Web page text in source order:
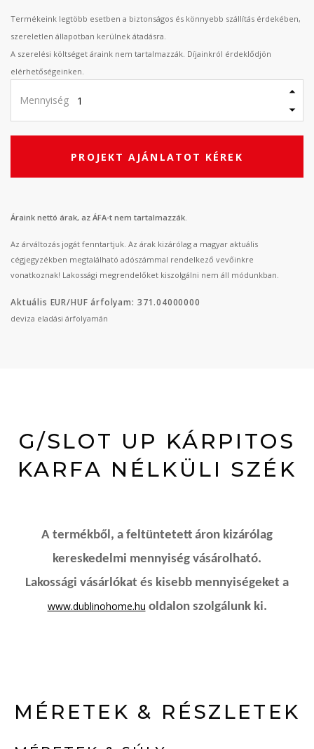
Termékeink legtöbb esetben a biztonságos és könnyebb szállítás érdekében,
szereletlen állapotban kerülnek átadásra.
A szerelési költséget áraink nem tartalmazzák. Díjainkról érdeklődjön
elérhetőségeinken.
Mennyiség
PROJEKT AJÁNLATOT KÉREK
Áraink nettó árak, az ÁFA-t nem tartalmazzák.
Az árváltozás jogát fenntartjuk. Az árak kizárólag a magyar aktuális
cégjegyzékben megtalálható adószámmal rendelkező vevőinkre
vonatkoznak! Lakossági megrendelőket kiszolgálni nem áll módunkban.
Aktuális EUR/HUF árfolyam: 371.04000000
deviza eladási árfolyamán
G/SLOT UP KÁRPITOS
KARFA NÉLKÜLI SZÉK
A termékből, a feltüntetett áron kizárólag
kereskedelmi mennyiség vásárolható.
Lakossági vásárlókat és kisebb mennyiségeket a
www.dublinohome.hu oldalon szolgálunk ki.
MÉRETEK & RÉSZLETEK